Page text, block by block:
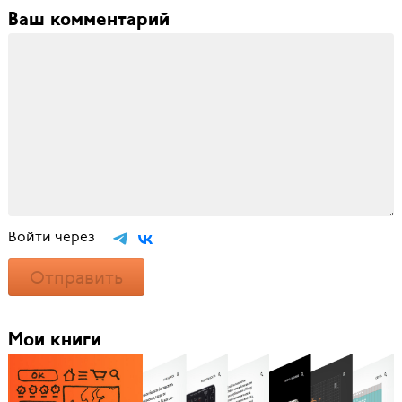
Ваш комментарий
Войти через
Отправить
Мои книги